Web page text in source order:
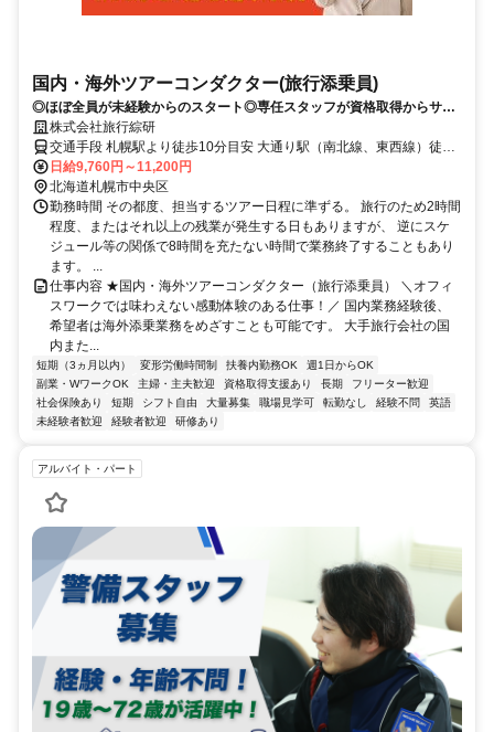
国内・海外ツアーコンダクター(旅行添乗員)
◎ほぼ全員が未経験からのスタート◎専任スタッフが資格取得からサポ
ート◎国内経験後、希望者は海外添乗へステップアップ
株式会社旅行綜研
交通手段 札幌駅より徒歩10分目安 大通り駅（南北線、東西線）徒歩
５分 【最寄り駅】 ・ＪＲ千歳線「札幌(ＪＲ)駅」 ・ＪＲ函館本線
「札幌(ＪＲ)駅」
日給9,760円～11,200円
北海道札幌市中央区
勤務時間 その都度、担当するツアー日程に準ずる。 旅行のため2時間
程度、またはそれ以上の残業が発生する日もありますが、 逆にスケ
ジュール等の関係で8時間を充たない時間で業務終了することもあり
ます。 ...
仕事内容 ★国内・海外ツアーコンダクター（旅行添乗員） ＼オフィ
スワークでは味わえない感動体験のある仕事！／ 国内業務経験後、
希望者は海外添乗業務をめざすことも可能です。 大手旅行会社の国
内また...
短期（3ヵ月以内） 変形労働時間制 扶養内勤務OK
週1日からOK
副業・WワークOK
主婦・主夫歓迎 資格取得支援あり 長期
フリーター歓迎
社会保険あり
短期 シフト自由 大量募集 職場見学可 転勤なし 経験不問
英語
未経験者歓迎
経験者歓迎 研修あり
アルバイト・パート